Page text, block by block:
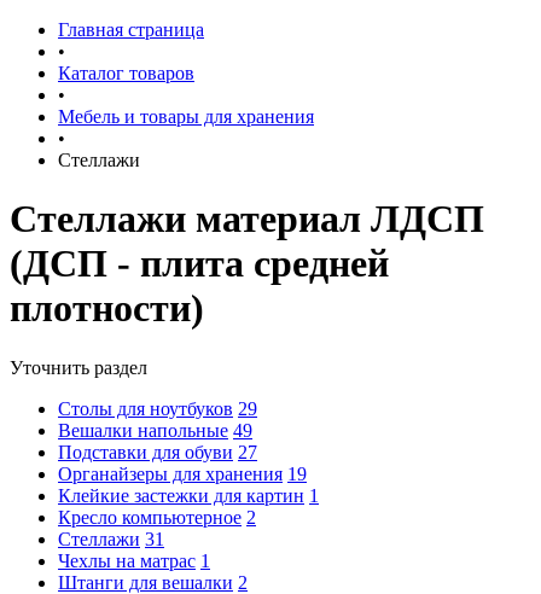
Главная страница
•
Каталог товаров
•
Мебель и товары для хранения
•
Стеллажи
Стеллажи материал ЛДСП
(ДСП - плита средней
плотности)
Уточнить раздел
Столы для ноутбуков 29
Вешалки напольные 49
Подставки для обуви 27
Органайзеры для хранения 19
Клейкие застежки для картин 1
Кресло компьютерное 2
Стеллажи 31
Чехлы на матрас 1
Штанги для вешалки 2